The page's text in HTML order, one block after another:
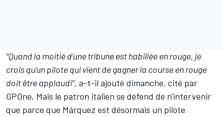
"Quand la moitié d'une tribune est habillée en rouge, je
crois qu'un pilote qui vient de gagner la course en rouge
doit être applaudi", a-t-il ajouté dimanche, cité par
GPOne. Mais le patron italien se défend de n'intervenir
que parce que Márquez est désormais un pilote